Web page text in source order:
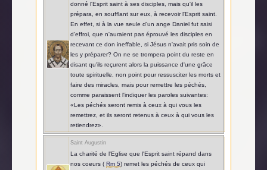
donné l'Esprit saint à ses disciples, mais qu'il les
prépara, en soufflant sur eux, à recevoir l'Esprit saint.
En effet, si à la vue seule d'un ange Daniel fut saisi
d'effroi, que n'auraient pas éprouvé les disciples en
recevant ce don ineffable, si Jésus n'avait pris soin de
les y préparer? On ne se trompera point du reste en
disant qu'ils reçurent alors la puissance d'une grâce
toute spirituelle, non point pour ressusciter les morts et
faire des miracles, mais pour remettre les péchés,
comme paraissent l'indiquer les paroles suivantes:
«Les péchés seront remis à ceux à qui vous les
remettrez, et ils seront retenus à ceux à qui vous les
retiendrez».
Saint Augustin
La charité de l'Eglise que l'Esprit saint répand dans
nos coeurs ( Rm 5) remet les péchés de ceux qui